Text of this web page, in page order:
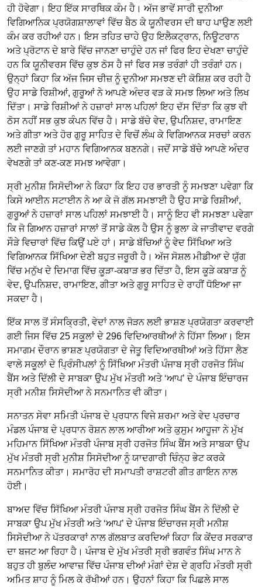
ਹੀ ਹੋਵੇਗਾ। ਇਹ ਇੱਕ ਸਾਰਥਿਕ ਕੰਮ ਹੈ। ਅੱਜ ਭਾਵੇਂ ਸਾਰੀ ਦੁਨੀਆ
ਵਿਗਿਆਨਿਕ ਪ੍ਰਯੋਗਸ਼ਾਲਾਵਾਂ ਵਿੱਚ ਬੈਠ ਕੇ ਯੂਨੀਵਰਸ ਦੀ ਥਾਹ ਪਾਉਣ ਲਈ
ਕੰਮ ਕਰ ਰਹੀਆਂ ਹਨ। ਇਸ ਤਹਿਤ ਚਾਹੇ ਉਹ ਇਲੈਕਟ੍ਰਾਨ, ਨਿਊਟਰਾਨ
ਅਤੇ ਪ੍ਰੋਟਾਨ ਦੇ ਬਾਰੇ ਵਿੱਚ ਜਾਨਣਾ ਚਾਹੁੰਦੇ ਹਨ ਜਾਂ ਫਿਰ ਇਹ ਦੇਖਣਾ ਚਾਹੁੰਦੇ
ਹਨ ਕਿ ਯੂਨੀਵਰਸ ਵਿੱਚ ਕੁਝ ਠੋਸ ਹੈ ਜਾਂ ਫਿਰ ਸਭ ਤਰੰਗਾਂ ਹੀ ਤਰੰਗਾਂ ਹਨ।
ਉਨ੍ਹਾਂ ਕਿਹਾ ਕਿ ਅੱਜ ਜਿਸ ਚੀਜ਼ ਨੂੰ ਦੁਨੀਆ ਸਮਝਣ ਦੀ ਕੋਸ਼ਿਸ਼ ਕਰ ਰਹੀ ਹੈ
ਉਹ ਸਾਡੇ ਰਿਸ਼ੀਆਂ, ਗੁਰੂਆਂ ਨੇ ਆਪਣੇ ਅੰਦਰ ਵੜ ਕੇ ਸਮਝ ਲਿਆ ਅਤੇ ਲਿਖ
ਦਿੱਤਾ। ਸਾਡੇ ਰਿਸ਼ੀਆਂ ਨੇ ਹਜ਼ਾਰਾਂ ਸਾਲ ਪਹਿਲਾਂ ਇਹ ਦੱਸ ਦਿੱਤਾ ਕਿ ਕੁਝ ਵੀ
ਠੋਸ ਨਹੀਂ ਸਭ ਕੁਝ ਕੰਪਨ ਵਿੱਚ ਹੈ। ਸਾਡੇ ਬੱਚੇ ਵੇਦ, ਉਪਨਿਸ਼ਦ, ਰਾਮਾਇਣ
ਅਤੇ ਗੀਤਾ ਅਤੇ ਹੋਰ ਗੁਰੂ ਸਾਹਿਤ ਦੇ ਵਿਚੋਂ ਲੰਘ ਕੇ ਵਿਗਿਆਨਕ ਸਰਚਾਂ ਕਰਨ
ਲਈ ਜਾਣਗੇ ਤਾਂ ਮਹਾਨ ਵਿਗਿਆਨਕ ਬਣਨਗੇ।‌ ਜਦੋਂ ਸਾਡੇ ਬੱਚੇ ਆਪਣੇ ਅੰਦਰ
ਵੇਖਣਗੇ ਤਾਂ ਕਣ-ਕਣ ਸਮਝ ਆਵੇਗਾ।
ਸ੍ਰੀ ਮੁਨੀਸ਼ ਸਿਸੋਦੀਆ ਨੇ ਕਿਹਾ ਕਿ ਇਹ ਹਰ ਭਾਰਤੀ ਨੂੰ ਸਮਝਣਾ ਪਵੇਗਾ ਕਿ
ਕਿਸੇ ਆਈਨ ਸਟਾਈਨ ਨੇ ਆ ਕੇ ਜੋ ਗੱਲ ਸਮਝਾਈ ਹੈ ਉਹ ਸਾਡੇ ਰਿਸ਼ੀਆਂ,
ਗੁਰੂਆਂ ਨੇ ਹਜ਼ਾਰਾਂ ਸਾਲ ਪਹਿਲਾਂ ਸਮਝਾਈ ਹੈ। ਸਾਨੂੰ ਇਹ ਵੀ ਸਮਝਣਾ ਪਵੇਗਾ
ਕਿ ਜੋ ਗਿਆਨ ਹਜ਼ਾਰਾਂ ਸਾਲਾਂ ਤੋਂ ਸਾਡੇ ਕੋਲ ਹੈ ਉਸ ਨੂੰ ਭੁਲਾ ਕੇ ਜਾਤੀਵਾਦ ਵਰਗੇ
ਸੌੜੇ ਵਿਚਾਰਾਂ ਵਿੱਚ ਕਿਉਂ ਪਏ ਹਾਂ। ਸਾਡੇ ਬੱਚਿਆਂ ਨੂੰ ਵੇਦ ਸਿੱਖਿਆ ਅਤੇ
ਵਿਗਿਆਨਕ ਸਿੱਖਿਆ ਦੇਣੀ ਬਹੁਤ ਜਰੂਰੀ ਹੈ। ਅੱਜ ਸੋਸ਼ਲ ਮੀਡੀਆ ਦੇ ਯੁੱਗ
ਵਿੱਚ ਮਨੁੱਖ ਦੇ ਦਿਮਾਗ ਵਿੱਚ ਕੂੜਾ-ਕਬਾੜ ਭਰ ਦਿੱਤਾ ਹੈ, ਇਸ ਕੂੜੇ ਕਬਾੜ ਨੂੰ
ਵੇਦ, ਉਪਨਿਸ਼ਦ, ਰਾਮਾਇਣ, ਗੀਤਾ ਅਤੇ ਗੁਰੂ ਸਾਹਿਤ ਦੇ ਰਾਹੀਂ ਧੋਇਆ ਜਾ
ਸਕਦਾ ਹੈ।
ਇੱਕ ਸਾਲ ਤੋਂ ਸੰਸਕ੍ਰਿਤੀ, ਵੇਦਾਂ ਨਾਲ ਜੋੜਨ ਲਈ ਭਾਸ਼ਣ ਪ੍ਰਯੋਗਤਾ ਕਰਵਾਈ
ਗਈ ਜਿਸ ਵਿੱਚ 25 ਸਕੂਲਾਂ ਦੇ 296 ਵਿਦਿਆਰਥੀਆਂ ਨੇ ਹਿੱਸਾ ਲਿਆ। ਇਸ
ਸਮਾਗਮ ਦੌਰਾਨ ਭਾਸ਼ਣ ਪ੍ਰਯੋਗਤਾ ਦੇ ਜੇਤੂ ਵਿਦਿਆਰਥੀਆਂ ਅਤੇ ਹਿੱਸਾ ਲੈਣ
ਵਾਲੇ ਸਕੂਲਾਂ ਦੇ ਪ੍ਰਿੰਸੀਪਲਾਂ ਨੂੰ ਸਿੱਖਿਆ ਮੰਤਰੀ ਪੰਜਾਬ ਸ੍ਰੀ ਹਰਜੋਤ ਸਿੰਘ
ਬੈਂਸ ਅਤੇ ਦਿੱਲੀ ਦੇ ਸਾਬਕਾ ਉਪ ਮੁੱਖ ਮੰਤਰੀ ਅਤੇ ‘ਆਪ’ ਦੇ ਪੰਜਾਬ ਇੰਚਾਰਜ
ਸ੍ਰੀ ਮਨੀਸ਼ ਸਿਸੋਦੀਆ ਨੇ ਸਨਮਾਨਿਤ ਵੀ ਕੀਤਾ।
ਸਨਾਤਨ ਸੇਵਾ ਸਮਿਤੀ ਪੰਜਾਬ ਦੇ ਪ੍ਰਧਾਨ ਵਿਜੇ ਸ਼ਰਮਾ ਅਤੇ ਵੇਦ ਪ੍ਰਚਾਰ
ਮੰਡਲ ਪੰਜਾਬ ਦੇ ਪ੍ਰਧਾਨ ਰੋਸ਼ਨ ਲਾਲ ਆਰੀਆ ਅਤੇ ਕੁਸੁਮ ਆਹੂਜਾ ਨੇ ਮੁੱਖ
ਮਹਿਮਾਨ ਸਿੱਖਿਆ ਮੰਤਰੀ ਪੰਜਾਬ ਸ੍ਰੀ ਹਰਜੋਤ ਸਿੰਘ ਬੈਂਸ ਅਤੇ ਸਾਬਕਾ ਉਪ
ਮੁੱਖ ਮੰਤਰੀ ਸ੍ਰੀ ਮੁਨੀਸ਼ ਸਿਸੋਦੀਆ ਨੂੰ ਯਾਦਗਾਰੀ ਚਿੰਨ੍ਹ ਭੇਟ ਕਰਕੇ
ਸਨਮਾਨਿਤ ਕੀਤਾ। ਸਮਾਰੋਹ ਦੀ ਸਮਾਪਤੀ ਰਾਸ਼ਟਰੀ ਗੀਤ ਗਾਇਨ ਨਾਲ
ਹੋਈ।
ਬਾਅਦ ਵਿੱਚ ਸਿੱਖਿਆ ਮੰਤਰੀ ਪੰਜਾਬ ਸ੍ਰੀ ਹਰਜੋਤ ਸਿੰਘ ਬੈਂਸ ਨੇ ਦਿੱਲੀ ਦੇ
ਸਾਬਕਾ ਉਪ ਮੁੱਖ ਮੰਤਰੀ ਅਤੇ ‘ਆਪ’ ਦੇ ਪੰਜਾਬ ਇੰਚਾਰਜ ਸ੍ਰੀ ਮਨੀਸ਼
ਸਿਸੋਦੀਆ ਨੇ ਪੱਤਰਕਾਰਾਂ ਨਾਲ ਗੱਲਬਾਤ ਕਰਦਿਆਂ ਕਿਹਾ ਕਿ ਕੇਂਦਰ ਸਰਕਾਰ
ਦਾ ਬਜਟ ਆ ਰਿਹਾ ਹੈ। ਪੰਜਾਬ ਦੇ ਮੁੱਖ ਮੰਤਰੀ ਸ੍ਰੀ ਭਗਵੰਤ ਸਿੰਘ ਮਾਨ ਨੇ
ਬਹੁਤ ਹੀ ਬੁਲੰਦ ਆਵਾਜ਼ ਵਿੱਚ ਪੰਜਾਬ ਦੀਆਂ ਮੰਗਾਂ ਦੇਸ਼ ਦੇ ਗ੍ਰਹਿ ਮੰਤਰੀ ਸ੍ਰੀ
ਅਮਿਤ ਸ਼ਾਹ ਨੂੰ ਮਿਲ ਕੇ ਰੱਖੀਆਂ ਹਨ। ਉਹਨਾਂ ਕਿਹਾ ਕਿ ਪਿਛਲੇ ਸਾਲ